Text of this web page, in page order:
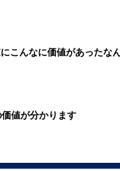
にこんなに価値があった
値が分かります